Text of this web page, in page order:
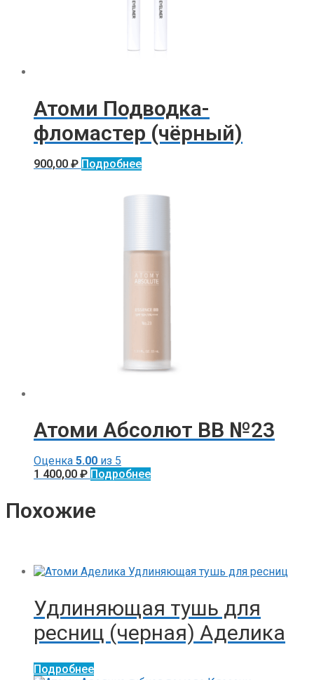
Атоми Подводка-
фломастер (чёрный)
900,00 ₽ Подробнее
Атоми Абсолют BB №23
Оценка 5.00 из 5
1 400,00 ₽ Подробнее
Похожие
Удлиняющая тушь для
ресниц (черная) Аделика
Подробнее